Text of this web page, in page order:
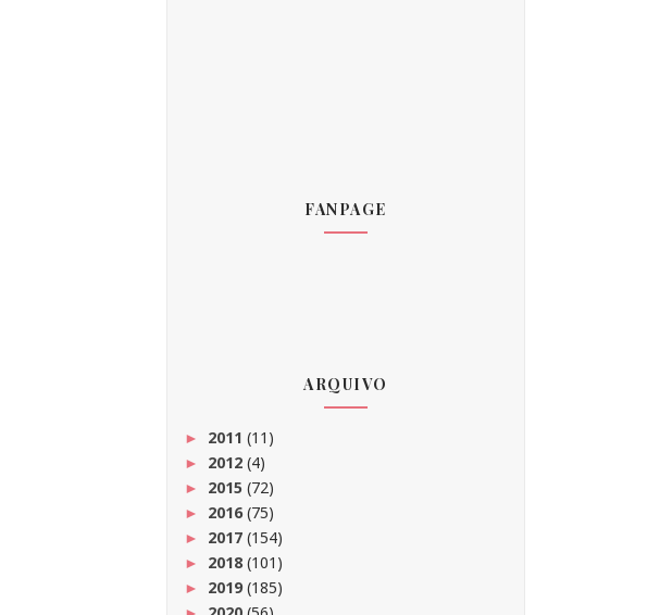
FANPAGE
ARQUIVO
► 2011 (11)
► 2012 (4)
► 2015 (72)
► 2016(75)
► 2017 (154)
► 2018 (101)
► 2019(185)